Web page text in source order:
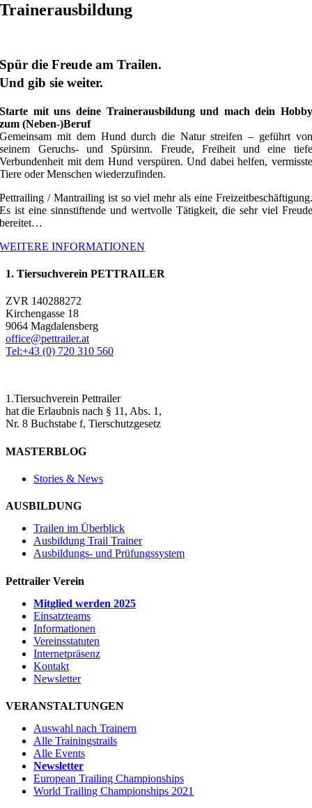
Trainerausbildung
Spür die Freude am Trailen.
Und gib sie weiter.
Starte mit uns deine Trainerausbildung und mach dein Hobby
zum (Neben-)Beruf
Gemeinsam mit dem Hund durch die Natur streifen – geführt von
seinem Geruchs- und Spürsinn. Freude, Freiheit und eine tiefe
Verbundenheit mit dem Hund verspüren. Und dabei helfen, vermisste
Tiere oder Menschen wiederzufinden.
Pettrailing / Mantrailing ist so viel mehr als eine Freizeitbeschäftigung.
Es ist eine sinnstiftende und wertvolle Tätigkeit, die sehr viel Freude
bereitet…
WEITERE INFORMATIONEN
1. Tiersuchverein PETTRAILER
ZVR 140288272
Kirchengasse 18
9064 Magdalensberg
office@pettrailer.at
Tel:+43 (0) 720 310 560
1.Tiersuchverein Pettrailer
hat die Erlaubnis nach § 11, Abs. 1,
Nr. 8 Buchstabe f, Tierschutzgesetz
MASTERBLOG
Stories & News
AUSBILDUNG
Trailen im Überblick
Ausbildung Trail Trainer
Ausbildungs- und Prüfungssystem
Pettrailer Verein
Mitglied werden 2025
Einsatzteams
Informationen
Vereinsstatuten
Internetpräsenz
Kontakt
Newsletter
VERANSTALTUNGEN
Auswahl nach Trainern
Alle Trainingstrails
Alle Events
Newsletter
European Trailing Championships
World Trailing Championships 2021